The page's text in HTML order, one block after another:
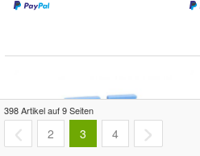
398 Artikel auf 9 Seiten
2 3 4